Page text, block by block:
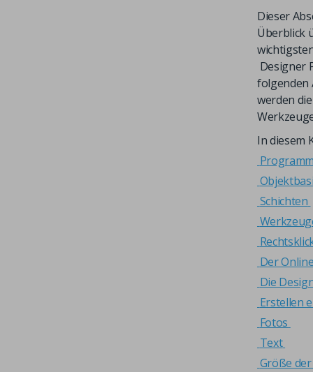
Dieser
Überblick
Designer
folgenden
werden
In diesem
Schichten
Der
Die
Erstellen
Fotos
Text
Größe